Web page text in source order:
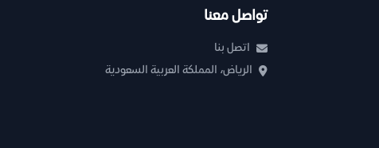
تواصل معنا
اتصل بنا
الرياض، المملكة العربية السعودية